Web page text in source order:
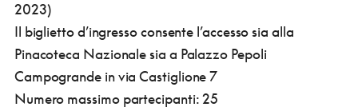
2023)
Il biglietto d’ingresso consente l’accesso sia alla
Pinacoteca Nazionale sia a Palazzo Pepoli
Campogrande in via Castiglione 7
Numero massimo partecipanti: 25